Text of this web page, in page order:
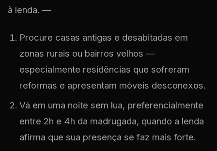
à lenda. —
Procure casas antigas e desabitadas em
zonas rurais ou bairros velhos —
especialmente residências que sofreram
reformas e apresentam móveis desconexos.
Vá em uma noite sem lua, preferencialmente
entre 2h e 4h da madrugada, quando a lenda
afirma que sua presença se faz mais forte.